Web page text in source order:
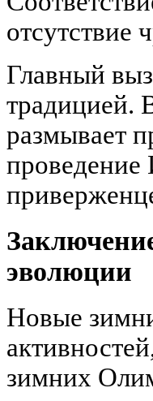
отсутствие
Главный
традицией.
размывает
проведение
эволюции
Новые
зимних